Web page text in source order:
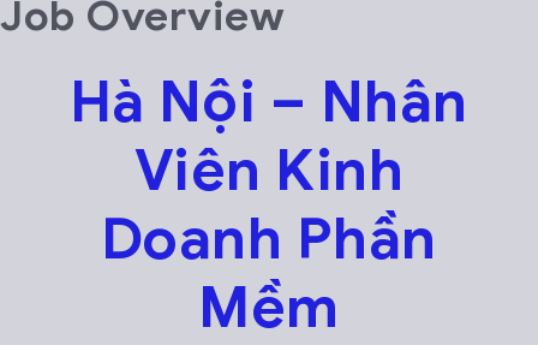
Job Overview
Hà Nội – Nhân
Viên Kinh
Doanh Phần
Mềm